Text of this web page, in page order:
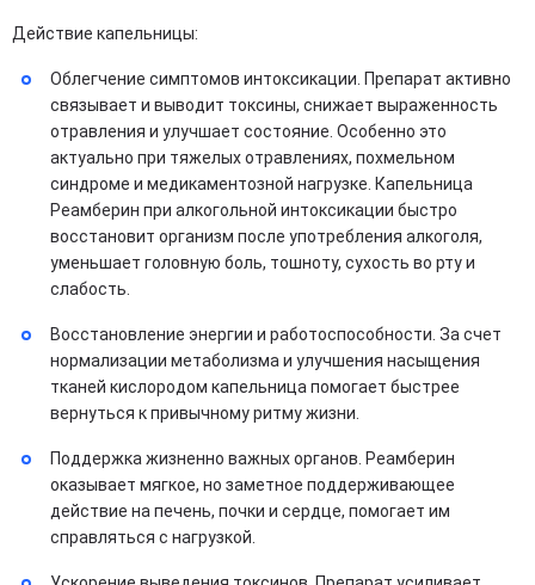
Действие капельницы:
Облегчение симптомов интоксикации. Препарат активно
связывает и выводит токсины, снижает выраженность
отравления и улучшает состояние. Особенно это
актуально при тяжелых отравлениях, похмельном
синдроме и медикаментозной нагрузке. Капельница
Реамберин при алкогольной интоксикации быстро
восстановит организм после употребления алкоголя,
уменьшает головную боль, тошноту, сухость во рту и
слабость.
Восстановление энергии и работоспособности. За счет
нормализации метаболизма и улучшения насыщения
тканей кислородом капельница помогает быстрее
вернуться к привычному ритму жизни.
Поддержка жизненно важных органов. Реамберин
оказывает мягкое, но заметное поддерживающее
действие на печень, почки и сердце, помогает им
справляться с нагрузкой.